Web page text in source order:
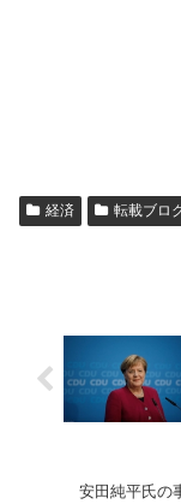
経済 転載ブロ
安田純平氏の